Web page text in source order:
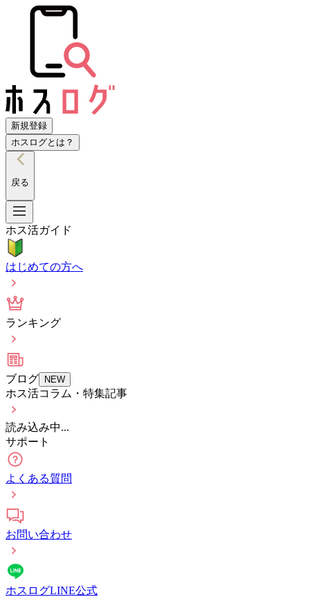
新規登録
ホスログとは？
戻る
ホス活ガイド
はじめての方へ
ランキング
ブログ NEW
ホス活コラム・特集記事
読み込み中...
サポート
よくある質問
お問い合わせ
ホスログLINE公式